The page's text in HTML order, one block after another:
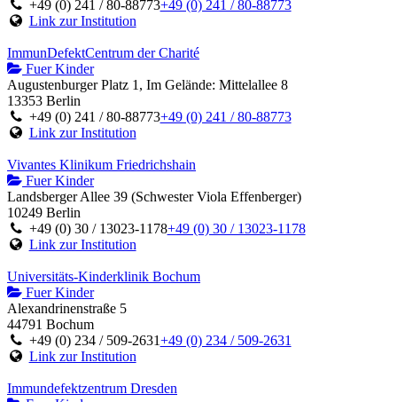
+49 (0) 241 / 80-88773+49 (0) 241 / 80-88773
Link zur Institution
ImmunDefektCentrum der Charité
Fuer Kinder
Augustenburger Platz 1, Im Gelände: Mittelallee 8
13353 Berlin
+49 (0) 241 / 80-88773+49 (0) 241 / 80-88773
Link zur Institution
Vivantes Klinikum Friedrichshain
Fuer Kinder
Landsberger Allee 39 (Schwester Viola Effenberger)
10249 Berlin
+49 (0) 30 / 13023-1178+49 (0) 30 / 13023-1178
Link zur Institution
Universitäts-Kinderklinik Bochum
Fuer Kinder
Alexandrinenstraße 5
44791 Bochum
+49 (0) 234 / 509-2631+49 (0) 234 / 509-2631
Link zur Institution
Immundefektzentrum Dresden